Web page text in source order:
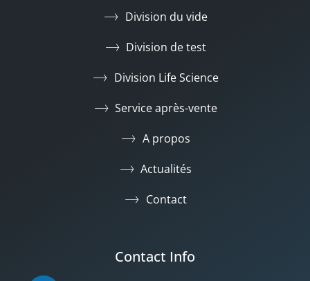
Division du vide
Division de test
Division Life Science
Service après-vente
A propos
Actualités
Contact
Contact Info